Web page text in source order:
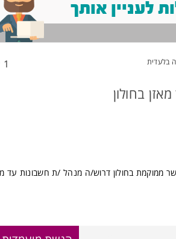
לעניין אותך
בלעדית 1 ימים
בחולון
ממוקמת בחולון דרוש/ה מנהל /ת חשבונות עד